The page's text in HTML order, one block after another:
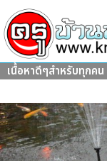
เนื้อหาดีๆสำหรับทุกคน